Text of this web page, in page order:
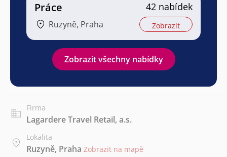
Práce
Ruzyně, Praha
42 nabídek
Zobrazit
Zobrazit všechny nabídky
Firma
Lagardere Travel Retail, a.s.
Lokalita
Ruzyně, Praha Zobrazit na mapě